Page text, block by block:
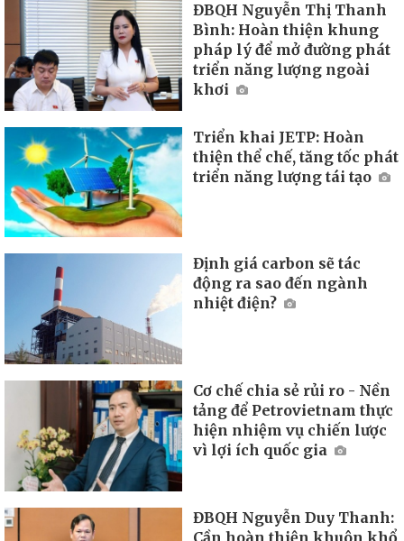
ĐBQH Nguyễn Thị Thanh
Bình: Hoàn thiện khung
pháp lý để mở đường phát
triển năng lượng ngoài
khơi
Triển khai JETP: Hoàn
thiện thể chế, tăng tốc phát
triển năng lượng tái tạo
Định giá carbon sẽ tác
động ra sao đến ngành
nhiệt điện?
Cơ chế chia sẻ rủi ro - Nền
tảng để Petrovietnam thực
hiện nhiệm vụ chiến lược
vì lợi ích quốc gia
ĐBQH Nguyễn Duy Thanh:
Cần hoàn thiện khuôn khổ